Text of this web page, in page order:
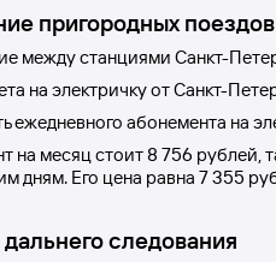
пригородных поездов
между станциями Санкт-
на электричку отСанкт-
ежедневного абонемента на
на месяц стоит8 756 рублей,
дням. Его цена равна 7355
следования